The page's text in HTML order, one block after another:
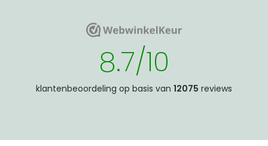
WebwinkelKeurWebwinkelKeur
8.7/10
klantenbeoordeling op basis van 12075 reviews